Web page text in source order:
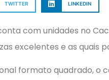
TWITTER LINKEDIN
com unidades no
excelentes e as quais
formato quadrado, o